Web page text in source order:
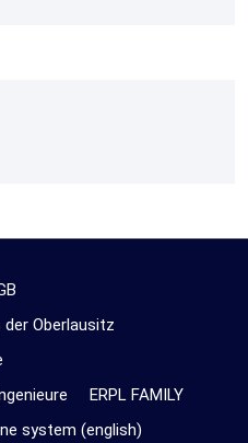
Oberlausitz
ERPL FAMILY
system (english)